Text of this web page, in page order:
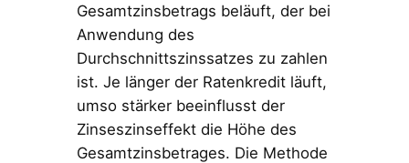
Gesamtzinsbetrags beläuft, der bei
Anwendung des
Durchschnittszinssatzes zu zahlen
ist. Je länger der Ratenkredit läuft,
umso stärker beeinflusst der
Zinseszinseffekt die Höhe des
Gesamtzinsbetrages. Die Methode